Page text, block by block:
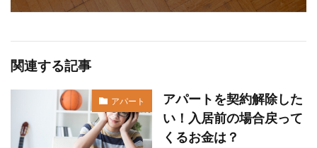
関連する記事
アパート
アパートを契約解除した
い！入居前の場合戻って
くるお金は？